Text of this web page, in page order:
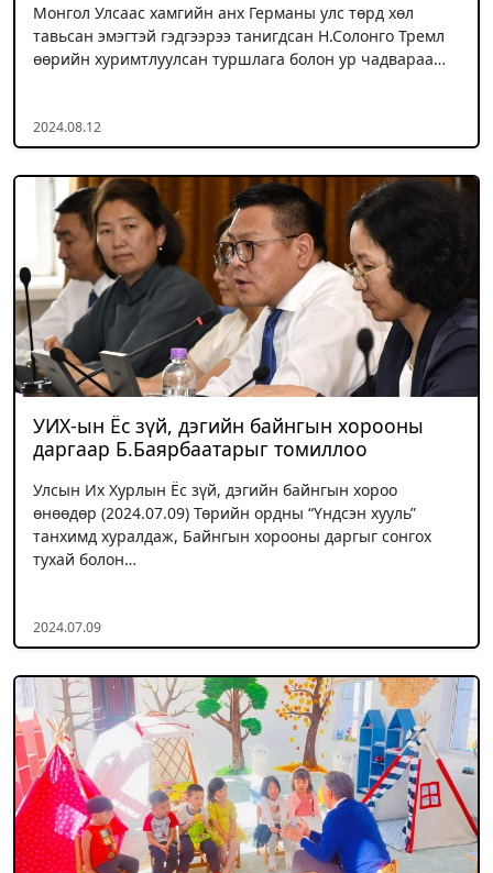
Монгол Улсаас хамгийн анх Германы улс төрд хөл
тавьсан эмэгтэй гэдгээрээ танигдсан Н.Солонго Тремл
өөрийн хуримтлуулсан туршлага болон ур чадвараа…
2024.08.12
УИХ-ын Ёс зүй, дэгийн байнгын хорооны
даргаар Б.Баярбаатарыг томиллоо
Улсын Их Хурлын Ёс зүй, дэгийн байнгын хороо
өнөөдөр (2024.07.09) Төрийн ордны “Үндсэн хууль”
танхимд хуралдаж, Байнгын хорооны даргыг сонгох
тухай болон…
2024.07.09